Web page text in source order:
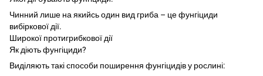
Чинний лише на якийсь один вид гриба – це фунгіциди
вибіркової дії.
Широкої протигрибкової дії
Як діють фунгіциди?
Виділяють такі способи поширення фунгіцидів у рослині: